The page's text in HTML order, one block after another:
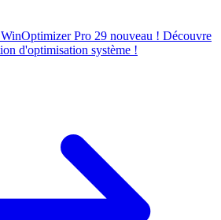
WinOptimizer Pro 29 nouveau ! Découvre
d'optimisation système !